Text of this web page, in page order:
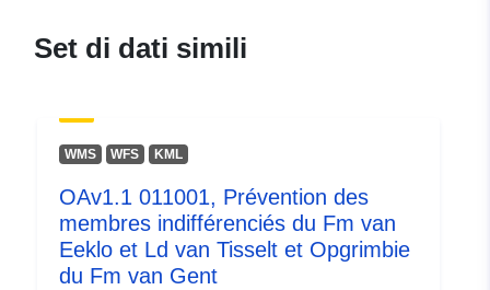
Aggiornato su data.europa.eu:
30 July 2026
Identificatori:
uriRef:
http://data.europa.eu/88u/dataset/
zenodo-org-13773821
Set di dati simili
WMS WFS KML
OAv1.1 011001, Prévention des
membres indifférenciés du Fm van
Eeklo et Ld van Tisselt et Opgrimbie
du Fm van Gent